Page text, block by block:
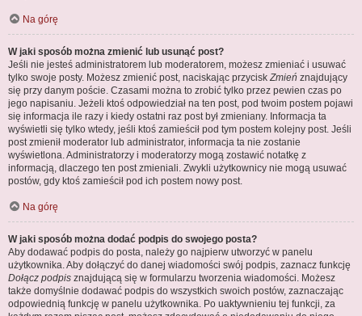
Na górę
W jaki sposób można zmienić lub usunąć post?
Jeśli nie jesteś administratorem lub moderatorem, możesz zmieniać i usuwać
tylko swoje posty. Możesz zmienić post, naciskając przycisk Zmień znajdujący
się przy danym poście. Czasami można to zrobić tylko przez pewien czas po
jego napisaniu. Jeżeli ktoś odpowiedział na ten post, pod twoim postem pojawi
się informacja ile razy i kiedy ostatni raz post był zmieniany. Informacja ta
wyświetli się tylko wtedy, jeśli ktoś zamieścił pod tym postem kolejny post. Jeśli
post zmienił moderator lub administrator, informacja ta nie zostanie
wyświetlona. Administratorzy i moderatorzy mogą zostawić notatkę z
informacją, dlaczego ten post zmieniali. Zwykli użytkownicy nie mogą usuwać
postów, gdy ktoś zamieścił pod ich postem nowy post.
Na górę
W jaki sposób można dodać podpis do swojego posta?
Aby dodawać podpis do posta, należy go najpierw utworzyć w panelu
użytkownika. Aby dołączyć do danej wiadomości swój podpis, zaznacz funkcję
Dołącz podpis znajdującą się w formularzu tworzenia wiadomości. Możesz
także domyślnie dodawać podpis do wszystkich swoich postów, zaznaczając
odpowiednią funkcję w panelu użytkownika. Po uaktywnieniu tej funkcji, za